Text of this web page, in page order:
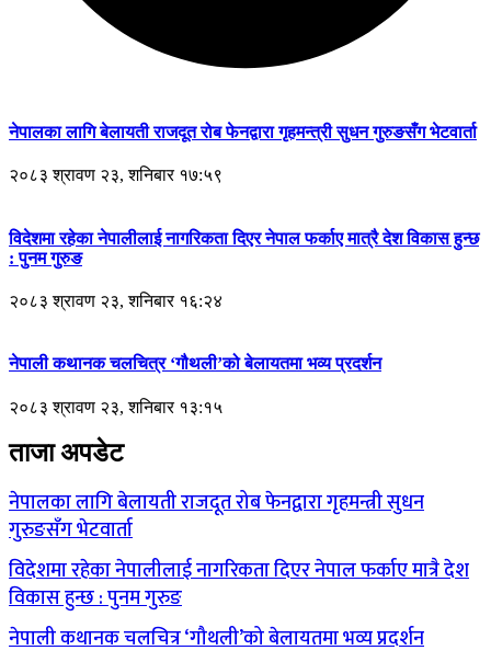
नेपालका लागि बेलायती राजदूत रोब फेनद्वारा गृहमन्त्री सुधन गुरुङसँग भेटवार्ता
२०८३ श्रावण २३, शनिबार १७:५९
विदेशमा रहेका नेपालीलाई नागरिकता दिएर नेपाल फर्काए मात्रै देश विकास हुन्छ
: पुनम गुरुङ
२०८३ श्रावण २३, शनिबार १६:२४
नेपाली कथानक चलचित्र ‘गौथली’को बेलायतमा भव्य प्रदर्शन
२०८३ श्रावण २३, शनिबार १३:१५
ताजा अपडेट
नेपालका लागि बेलायती राजदूत रोब फेनद्वारा गृहमन्त्री सुधन
गुरुङसँग भेटवार्ता
विदेशमा रहेका नेपालीलाई नागरिकता दिएर नेपाल फर्काए मात्रै देश
विकास हुन्छ : पुनम गुरुङ
नेपाली कथानक चलचित्र ‘गौथली’को बेलायतमा भव्य प्रदर्शन